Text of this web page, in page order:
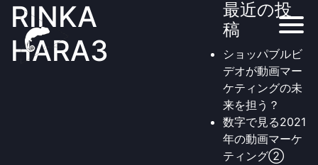
RINKA
HARA3
最近の投
稿
ショッパブルビ
デオが動画マー
ケティングの未
来を担う？
数字で見る2021
年の動画マーケ
ティング②